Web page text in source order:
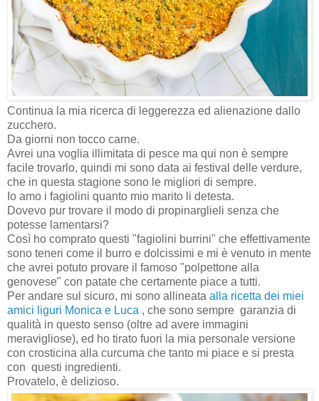
Continua la mia ricerca di leggerezza ed alienazione dallo
zucchero.
Da giorni non tocco carne.
Avrei una voglia illimitata di pesce ma qui non è sempre
facile trovarlo, quindi mi sono data ai festival delle verdure,
che in questa stagione sono le migliori di sempre.
Io amo i fagiolini quanto mio marito li detesta.
Dovevo pur trovare il modo di propinarglieli senza che
potesse lamentarsi?
Così ho comprato questi "fagiolini burrini" che effettivamente
sono teneri come il burro e dolcissimi e mi è venuto in mente
che avrei potuto provare il famoso "polpettone alla
genovese" con patate che certamente piace a tutti.
Per andare sul sicuro, mi sono allineata alla ricetta dei miei
amici liguri Monica e Luca , che sono sempre garanzia di
qualità in questo senso (oltre ad avere immagini
meravigliose), ed ho tirato fuori la mia personale versione
con crosticina alla curcuma che tanto mi piace e si presta
con questi ingredienti.
Provatelo, è delizioso.